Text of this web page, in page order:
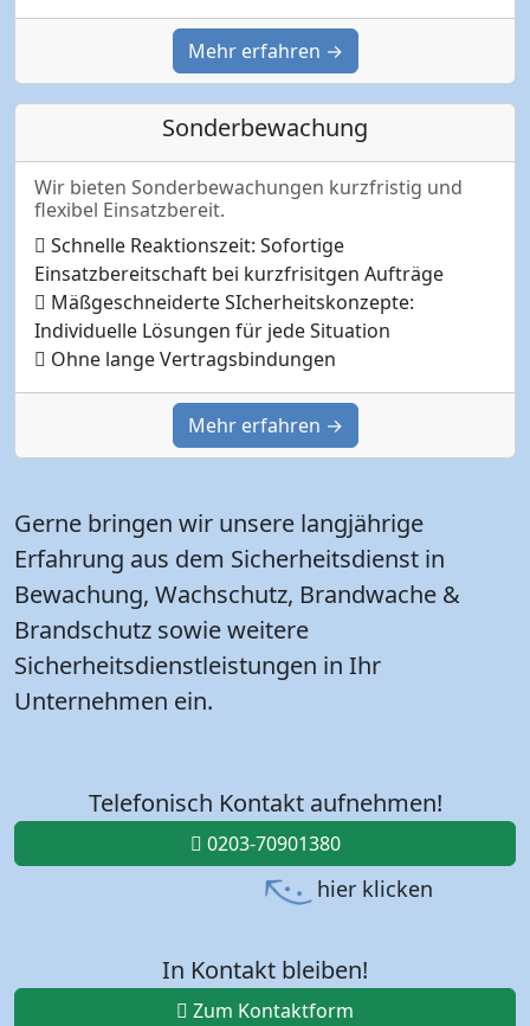
Mehr erfahren →
Sonderbewachung
Wir bieten Sonderbewachungen kurzfristig und
flexibel Einsatzbereit.
Schnelle Reaktionszeit: Sofortige
Einsatzbereitschaft bei kurzfrisitgen Aufträge
Mäßgeschneiderte SIcherheitskonzepte:
Individuelle Lösungen für jede Situation
Ohne lange Vertragsbindungen
Mehr erfahren →
Gerne bringen wir unsere langjährige
Erfahrung aus dem Sicherheitsdienst in
Bewachung, Wachschutz, Brandwache &
Brandschutz sowie weitere
Sicherheitsdienstleistungen in Ihr
Unternehmen ein.
Telefonisch Kontakt aufnehmen!
0203-70901380
hier klicken
In Kontakt bleiben!
Zum Kontaktform